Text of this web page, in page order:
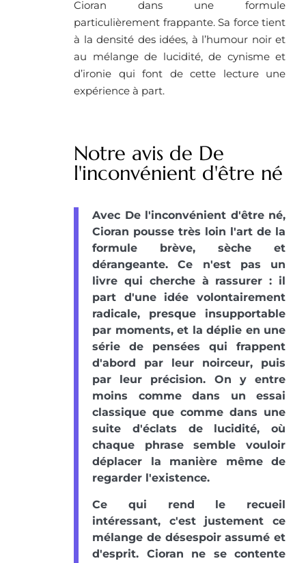
Cioran dans une formule
particulièrement frappante. Sa force tient
à la densité des idées, à l’humour noir et
au mélange de lucidité, de cynisme et
d’ironie qui font de cette lecture une
expérience à part.
Notre avis de De
l'inconvénient d'être né
Avec De l'inconvénient d'être né,
Cioran pousse très loin l'art de la
formule brève, sèche et
dérangeante. Ce n'est pas un
livre qui cherche à rassurer : il
part d'une idée volontairement
radicale, presque insupportable
par moments, et la déplie en une
série de pensées qui frappent
d'abord par leur noirceur, puis
par leur précision. On y entre
moins comme dans un essai
classique que comme dans une
suite d'éclats de lucidité, où
chaque phrase semble vouloir
déplacer la manière même de
regarder l'existence.
Ce qui rend le recueil
intéressant, c'est justement ce
mélange de désespoir assumé et
d'esprit. Cioran ne se contente